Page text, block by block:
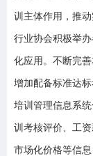
训主体作用，推
行业协会积极举
化应用。不断完
增加配备标准达
培训管理信息系
训考核评价、工
市场化价格等信